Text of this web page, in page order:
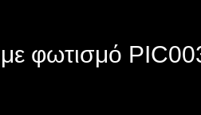
φωτισμό